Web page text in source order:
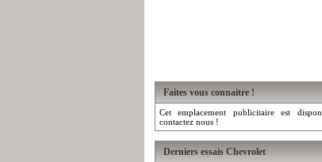
Faites vous connaitre !
Cet emplacement publicitaire est
contactez nous !
Derniers essais Chevrolet